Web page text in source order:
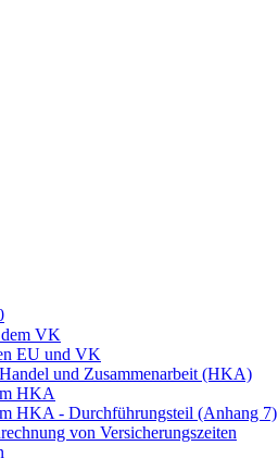
VK
EU und VK
und Zusammenarbeit (HKA)
HKA
HKA - Durchführungsteil (Anhang 7)
von Versicherungszeiten